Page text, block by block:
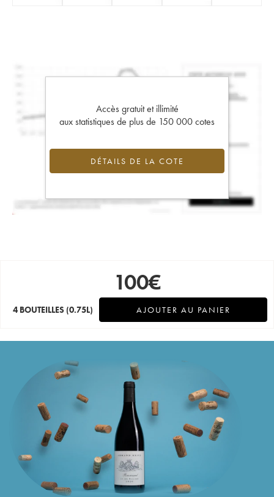
Accès gratuit et illimité
aux statistiques de plus de 150 000 cotes
DÉTAILS DE LA COTE
100€
4 BOUTEILLES (0.75L) AJOUTER AU PANIER